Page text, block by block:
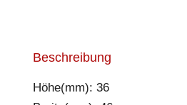
Beschreibung
Höhe(mm): 36